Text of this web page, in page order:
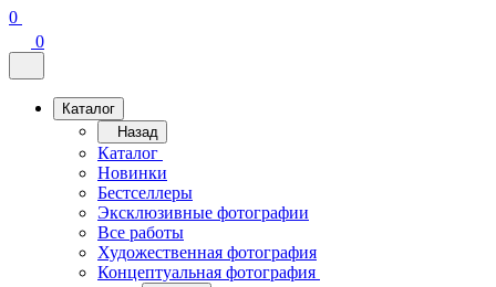
0
0
Каталог
Назад
Каталог
Новинки
Бестселлеры
Эксклюзивные фотографии
Все работы
Художественная фотография
Концептуальная фотография